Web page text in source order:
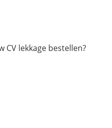
lekkage bestellen?